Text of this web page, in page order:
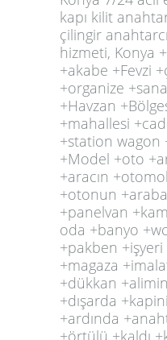
kapı kilit
çilingir
hizmeti, Konya
+akabe +Fevzi
+organize
+Havzan
+mahallesi
+station wagon
+Model +oto
+aracın
+otonun
+panelvan
oda +banyo
+pakben
+magaza
+dükkan
+dışarda
+ardında
+örtülü +kaldı